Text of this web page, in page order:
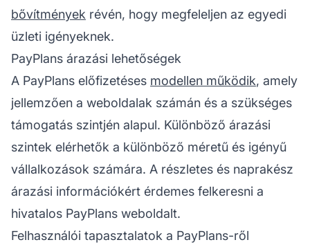
bővítmények révén, hogy megfeleljen az egyedi
üzleti igényeknek.
PayPlans árazási lehetőségek
A PayPlans előfizetéses modellen működik, amely
jellemzően a weboldalak számán és a szükséges
támogatás szintjén alapul. Különböző árazási
szintek elérhetők a különböző méretű és igényű
vállalkozások számára. A részletes és naprakész
árazási információkért érdemes felkeresni a
hivatalos PayPlans weboldalt.
Felhasználói tapasztalatok a PayPlans-ről